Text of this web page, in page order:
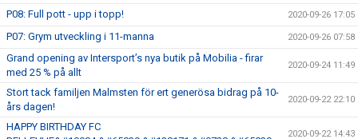
P08: Full pott - upp i topp! 2020-09-26 17:05
P07: Grym utveckling i 11-manna 2020-09-26 07:58
Grand opening av Intersport’s nya butik på Mobilia - firar
med 25 % på allt
2020-09-24 11:49
Stort tack familjen Malmsten för ert generösa bidrag på 10-
års dagen!
2020-09-22 22:10
HAPPY BIRTHDAY FC
2020-09-22 14:43